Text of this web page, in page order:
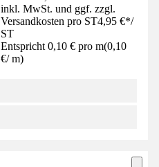
inkl. MwSt. und ggf. zzgl.
Versandkosten pro ST4,95 €*/
ST
Entspricht 0,10 € pro m(0,10
€/ m)